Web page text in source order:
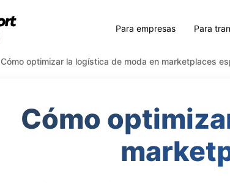
Para empresas Para
Cómo optimizar la logística de moda en marketplaces
Cómo